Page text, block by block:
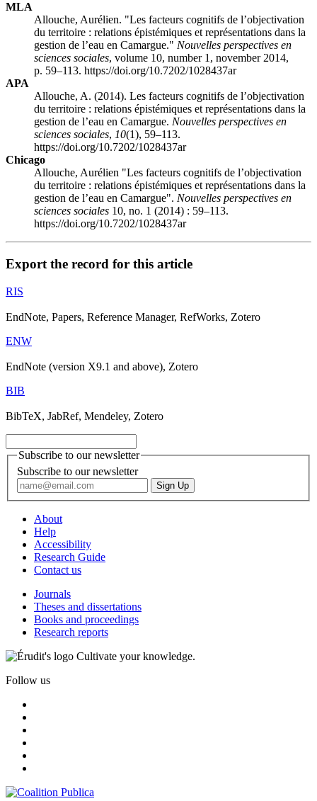
MLA
Allouche, Aurélien. "Les facteurs cognitifs de l’objectivation
du territoire : relations épistémiques et représentations dans la
gestion de l’eau en Camargue." Nouvelles perspectives en
sciences sociales, volume 10, number 1, november 2014,
p. 59–113. https://doi.org/10.7202/1028437ar
APA
Allouche, A. (2014). Les facteurs cognitifs de l’objectivation
du territoire : relations épistémiques et représentations dans la
gestion de l’eau en Camargue. Nouvelles perspectives en
sciences sociales, 10(1), 59–113.
https://doi.org/10.7202/1028437ar
Chicago
Allouche, Aurélien "Les facteurs cognitifs de l’objectivation
du territoire : relations épistémiques et représentations dans la
gestion de l’eau en Camargue". Nouvelles perspectives en
sciences sociales 10, no. 1 (2014) : 59–113.
https://doi.org/10.7202/1028437ar
Export the record for this article
RIS
EndNote, Papers, Reference Manager, RefWorks, Zotero
ENW
EndNote (version X9.1 and above), Zotero
BIB
BibTeX, JabRef, Mendeley, Zotero
Subscribe to our newsletter
Subscribe to our newsletter
About
Help
Accessibility
Research Guide
Contact us
Journals
Theses and dissertations
Books and proceedings
Research reports
Cultivate your knowledge.
Follow us